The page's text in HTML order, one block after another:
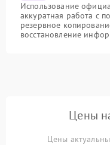
Использование
аккуратная работа с
резервное
восстановление
Цены
Цены